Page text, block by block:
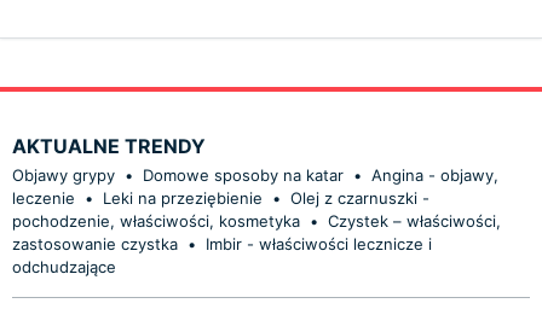
AKTUALNE TRENDY
Objawy grypy • Domowe sposoby na katar • Angina - objawy,
leczenie
• Leki na przeziębienie • Olej z czarnuszki -
pochodzenie, właściwości, kosmetyka • Czystek – właściwości,
zastosowanie czystka •
Imbir - właściwości lecznicze i
odchudzające